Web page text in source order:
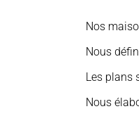
Nos
Nous
Les plans
Nous